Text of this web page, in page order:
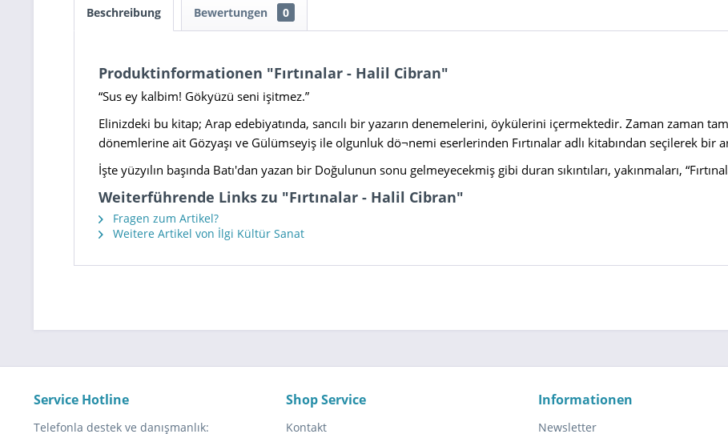
Beschreibung Bewertungen 0
Produktinformationen "Fırtınalar - Halil Cibran"
“Sus ey kalbim! Gökyüzü seni işitmez.”
Elinizdeki bu kitap; Arap edebiyatında, sancılı bir yazarın denemelerini, öykülerini içermektedir. Zaman zaman
dönemlerine ait Gözyaşı ve Gülümseyiş ile olgunluk dö¬nemi eserlerinden Fırtınalar adlı kitabından seçilerek bir
İşte yüzyılın başında Batı'dan yazan bir Doğulunun sonu gelmeyecekmiş gibi duran sıkıntıları, yakınmaları,
Weiterführende Links zu "Fırtınalar - Halil Cibran"
Fragen zum Artikel?
Weitere Artikel von İlgi Kültür Sanat
Service Hotline
Telefonla destek ve danışmanlık:
Shop Service
Kontakt
Informationen
Newsletter